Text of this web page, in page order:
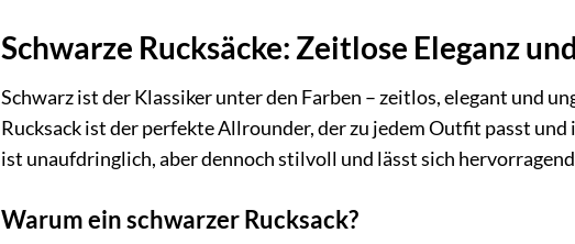
Schwarze Rucksäcke: Zeitlose Eleganz
Schwarz ist der Klassiker unter den Farben – zeitlos, elegant und
Rucksack ist der perfekte Allrounder, der zu jedem Outfit passt
ist unaufdringlich, aber dennoch stilvoll und lässt sich
Warum ein schwarzer Rucksack?